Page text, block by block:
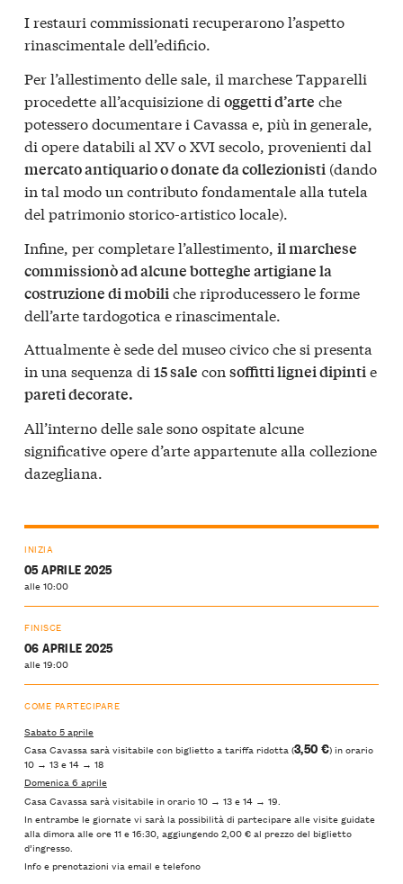
I restauri commissionati recuperarono l’aspetto
rinascimentale dell’edificio.
Per l’allestimento delle sale, il marchese Tapparelli
procedette all’acquisizione di oggetti d’arte che
potessero documentare i Cavassa e, più in generale,
di opere databili al XV o XVI secolo, provenienti dal
mercato antiquario o donate da collezionisti (dando
in tal modo un contributo fondamentale alla tutela
del patrimonio storico-artistico locale).
Infine, per completare l’allestimento, il marchese
commissionò ad alcune botteghe artigiane la
costruzione di mobili che riproducessero le forme
dell’arte tardogotica e rinascimentale.
Attualmente è sede del museo civico che si presenta
in una sequenza di 15 sale con soffitti lignei dipintie
pareti decorate.
All’interno delle sale sono ospitate alcune
significative opere d’arte appartenute alla collezione
dazegliana.
INIZIA
05 APRILE 2025
alle 10:00
FINISCE
06 APRILE 2025
alle 19:00
COME PARTECIPARE
Sabato 5 aprile
Casa Cavassa sarà visitabile con biglietto a tariffa ridotta (3,50 €) in orario
10 → 13 e 14 → 18
Domenica 6 aprile
Casa Cavassa sarà visitabile in orario 10 → 13 e 14 → 19.
In entrambe le giornate vi sarà la possibilità di partecipare alle visite guidate
alla dimora alle ore 11 e 16:30, aggiungendo 2,00 € al prezzo del biglietto
d’ingresso.
Info e prenotazioni via email e telefono